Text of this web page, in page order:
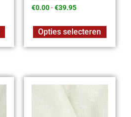
€0.00-€39.95
Opties selecteren